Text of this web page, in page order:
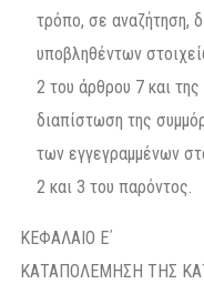
τρόπο, σε αναζήτηση,
υποβληθέντων
2 του άρθρου 7 και
διαπίστωση της
των εγγεγραμμένων
2 και 3 του παρόντος.
ΚΕΦΑΛΑΙΟ Ε΄
ΚΑΤΑΠΟΛΕΜΗΣΗ ΤΗΣ